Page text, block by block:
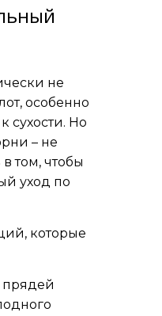
не
особенно
сухости. Но
– не
том, чтобы
уход по
которые
прядей